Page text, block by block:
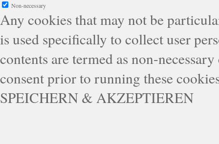
Non-necessary
Any cookies that may not be
is used specifically to collect user
contents are termed as non-
consent prior to running these
SPEICHERN & AKZEPTIEREN